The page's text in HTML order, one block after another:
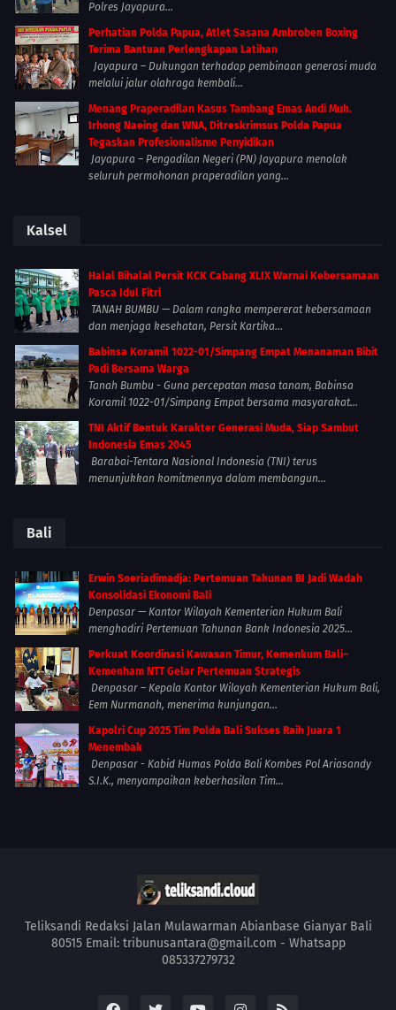
Polres Jayapura...
Perhatian Polda Papua, Atlet Sasana Ambroben Boxing
Terima Bantuan Perlengkapan Latihan
Jayapura – Dukungan terhadap pembinaan generasi muda
melalui jalur olahraga kembali...
Menang Praperadilan Kasus Tambang Emas Andi Muh.
Irhong Naeing dan WNA, Ditreskrimsus Polda Papua
Tegaskan Profesionalisme Penyidikan
Jayapura – Pengadilan Negeri (PN) Jayapura menolak
seluruh permohonan praperadilan yang...
Kalsel
Halal Bihalal Persit KCK Cabang XLIX Warnai Kebersamaan
Pasca Idul Fitri
TANAH BUMBU — Dalam rangka mempererat kebersamaan
dan menjaga kesehatan, Persit Kartika...
Babinsa Koramil 1022-01/Simpang Empat Menanaman Bibit
Padi Bersama Warga
Tanah Bumbu - Guna percepatan masa tanam, Babinsa
Koramil 1022-01/Simpang Empat bersama masyarakat...
TNI Aktif Bentuk Karakter Generasi Muda, Siap Sambut
Indonesia Emas 2045
Barabai-Tentara Nasional Indonesia (TNI) terus
menunjukkan komitmennya dalam membangun...
Bali
Erwin Soeriadimadja: Pertemuan Tahunan BI Jadi Wadah
Konsolidasi Ekonomi Bali
Denpasar — Kantor Wilayah Kementerian Hukum Bali
menghadiri Pertemuan Tahunan Bank Indonesia 2025...
Perkuat Koordinasi Kawasan Timur, Kemenkum Bali–
Kemenham NTT Gelar Pertemuan Strategis
Denpasar – Kepala Kantor Wilayah Kementerian Hukum Bali,
Eem Nurmanah, menerima kunjungan...
Kapolri Cup 2025 Tim Polda Bali Sukses Raih Juara 1
Menembak
Denpasar - Kabid Humas Polda Bali Kombes Pol Ariasandy
S.I.K., menyampaikan keberhasilan Tim...
Teliksandi Redaksi Jalan Mulawarman Abianbase Gianyar Bali
80515 Email: tribunusantara@gmail.com - Whatsapp
085337279732